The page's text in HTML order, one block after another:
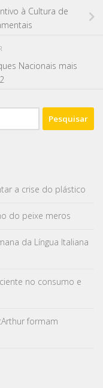
à Cultura de
Nacionais mais
a crise do plástico
do peixe meros
da Língua Italiana
no consumo e
formam